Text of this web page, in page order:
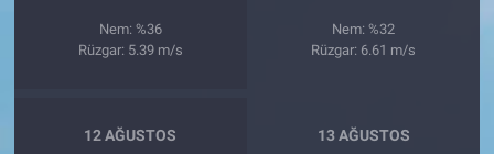
Nem: %36
Rüzgar: 5.39 m/s
Nem: %32
Rüzgar: 6.61 m/s
12 AĞUSTOS 13 AĞUSTOS